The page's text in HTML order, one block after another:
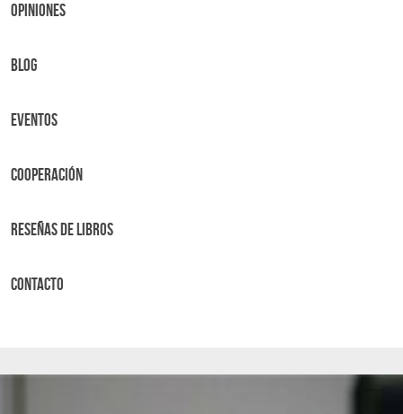
OPINIONES
BLOG
Eventos
Cooperación
Reseñas de libros
Contacto